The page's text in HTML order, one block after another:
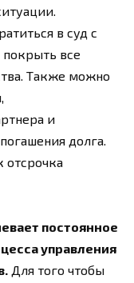
в суд с
покрыть все
Также можно
и
долга.
отсрочка
постоянное
управления
Для того чтобы